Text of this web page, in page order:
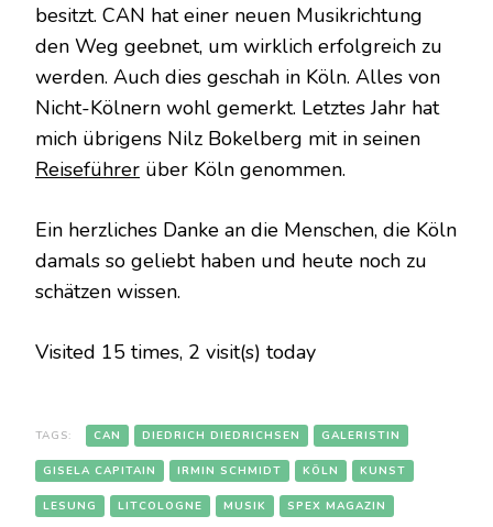
besitzt. CAN hat einer neuen Musikrichtung
den Weg geebnet, um wirklich erfolgreich zu
werden. Auch dies geschah in Köln. Alles von
Nicht-Kölnern wohl gemerkt. Letztes Jahr hat
mich übrigens Nilz Bokelberg mit in seinen
Reiseführer über Köln genommen.
Ein herzliches Danke an die Menschen, die Köln
damals so geliebt haben und heute noch zu
schätzen wissen.
Visited 15 times, 2 visit(s) today
TAGS: CAN DIEDRICH DIEDRICHSEN GALERISTIN
GISELA CAPITAIN IRMIN SCHMIDT KÖLN KUNST
LESUNG LITCOLOGNE MUSIK SPEX MAGAZIN